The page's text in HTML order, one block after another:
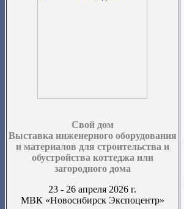
Свой дом
Выставка инженерного оборудования
и материалов для строительства и
обустройства коттеджа или
загородного дома
23 - 26 апреля 2026 г.
МВК «Новосибирск Экспоцентр»